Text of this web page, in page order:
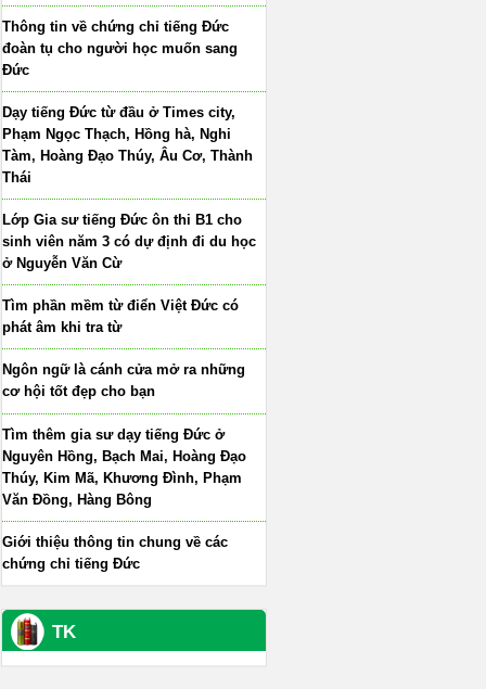
Thông tin về chứng chỉ tiếng Đức
đoàn tụ cho người học muốn sang
Đức
Dạy tiếng Đức từ đầu ở Times city,
Phạm Ngọc Thạch, Hồng hà, Nghi
Tàm, Hoàng Đạo Thúy, Âu Cơ, Thành
Thái
Lớp Gia sư tiếng Đức ôn thi B1 cho
sinh viên năm 3 có dự định đi du học
ở Nguyễn Văn Cừ
Tìm phần mềm từ điển Việt Đức có
phát âm khi tra từ
Ngôn ngữ là cánh cửa mở ra những
cơ hội tốt đẹp cho bạn
Tìm thêm gia sư dạy tiếng Đức ở
Nguyên Hồng, Bạch Mai, Hoàng Đạo
Thúy, Kim Mã, Khương Đình, Phạm
Văn Đồng, Hàng Bông
Giới thiệu thông tin chung về các
chứng chỉ tiếng Đức
TK